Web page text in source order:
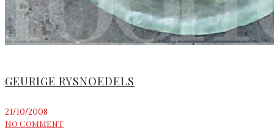
GEURIGE RYSNOEDELS
21/10/2008
No Comment